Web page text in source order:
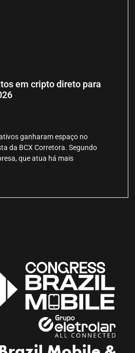
em cripto direto para
ganharam espaço no
da BCX Corretora. Segundo
que atua há mais